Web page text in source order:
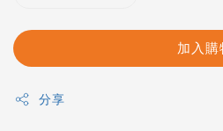
加入購
分享